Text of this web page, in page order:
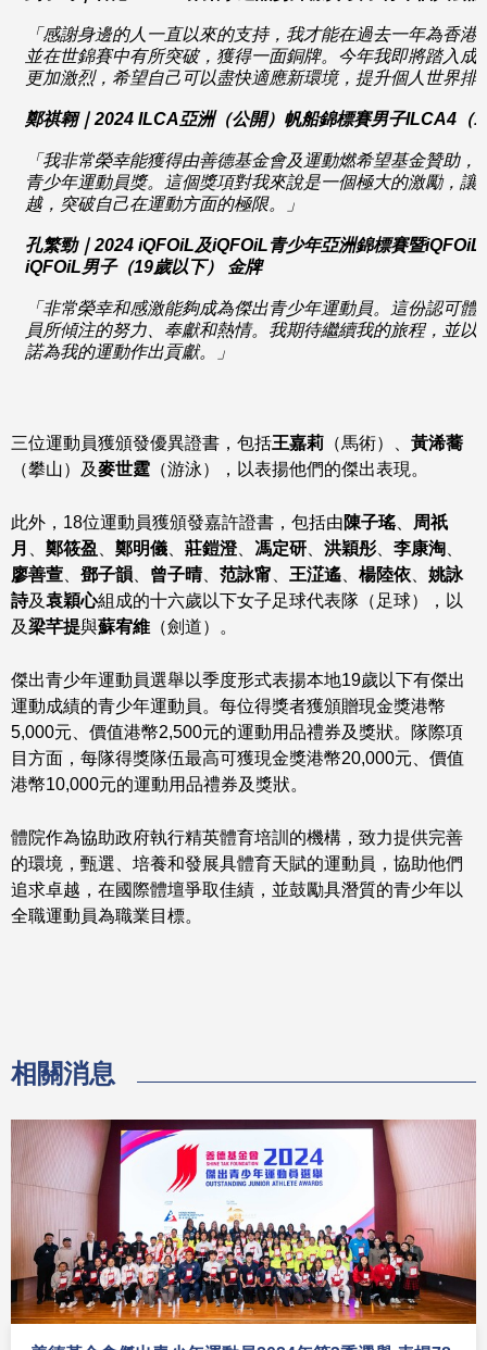
「感謝身邊的人一直以來的支持，我才能在過去一年為香港
並在世錦賽中有所突破，獲得一面銅牌。今年我即將踏入成
更加激烈，希望自己可以盡快適應新環境，提升個人世界排
鄭祺翱｜2024 ILCA亞洲（公開） 帆船錦標賽男子ILCA4 （
「我非常榮幸能獲得由善德基金會及運動燃希望基金贊助，
青少年運動員獎。這個獎項對我來說是一個極大的激勵，讓
越，突破自己在運動方面的極限。 」
孔繁勁｜2024 iQFOiL及iQFOiL青少年亞洲錦標賽暨iQFOiL
iQFOiL男子（19歲以下） 金牌
「非常榮幸和感激能夠成為傑出青少年運動員。這份認可體
員所傾注的努力、 奉獻和熱情。我期待繼續我的旅程，並以
諾為我的運動作出貢獻。」
三位運動員獲頒發優異證書，包括王嘉莉 （馬術）、 黃浠蕎
（攀山）及麥世霆 （游泳），以表揚他們的傑出表現。
此外，18位運動員獲頒發嘉許證書，包括由陳子瑤、
周祇
月
鄭筱盈 鄭明儀 莊鎧澄、 馮定研 洪穎彤、 李康淘
廖善萱
鄧子韻 曾子晴、 范詠甯 王淽遙 楊陸依
姚詠
詩及袁穎心組成的十六歲以下女子足球代表隊（足球），以
及梁芊提與蘇宥維 （劍道）。
傑出青少年運動員選舉以季度形式表揚本地19歲以下有傑出
運動成績的青少年運動員。每位得獎者獲頒贈現金獎港幣
5,000元、價值港幣2,500元的運動用品禮券及獎狀。隊際項
目方面，每隊得獎隊伍最高可獲現金獎港幣20,000元、價值
港幣10,000元的運動用品禮券及獎狀。
體院作為協助政府執行精英體育培訓的機構，致力提供完善
的環境，甄選、培養和發展具體育天賦的運動員，協助他們
追求卓越，在國際體壇爭取佳績，並鼓勵具潛質的青少年以
全職運動員為職業目標。
相關消息